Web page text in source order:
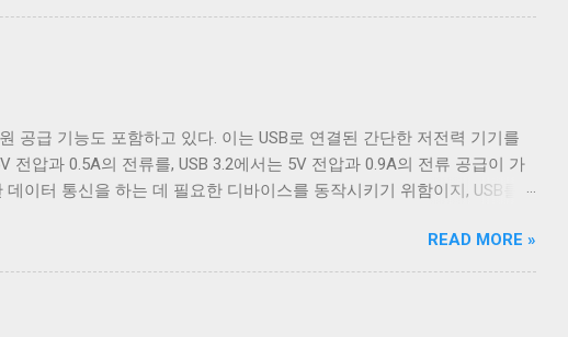
했다. 기존 Type B 컨넥터는 4개의 핀만을 가지고 있고 확장할 수 없는
우에는 컨넥터 모양만으로도 USB 2.0 케이블인지 USB 3.0 케이블인지
C 컨넥터는 상황이 다르다. 상하 대칭으로 24개의 핀을 가져 최대 12개
만으로 USB 2.0 케이블인지 USB 3.x 케이블인지 구분할 수 없고, 케이
C 케이블도 존재한다. Type A 컨넥터는 상황이 좀 재밌다. Type A 컨넥
지만 Type B와는 다르게 Type A 컨넥터는 너무 많이 사용됐다. 따라서
공급 기능도 포함하고 있다. 이는 USB로 연결된 간단한 저전력 기기를
전압과 0.5A의 전류를, USB 3.2에서는 5V 전압과 0.9A의 전류 공급이 가
이터 통신을 하는 데 필요한 디바이스를 동작시키기 위함이지, USB를
의도했던 기능이 아닌 일종의 부작용에 가까운 일이었다. 하지만 iPod을
를 이용한 충전 기능을 가지고 나왔다. 어차피 데이터 통신을 위해 USB
USB 포트를 재사용하는 것이 기기를 싸고 가볍고 작게 만들 수 있었기
원 충전 규격들이 만들어졌. 사람들은 이런 혼란스러운 상황이 해결되기
READ MORE »